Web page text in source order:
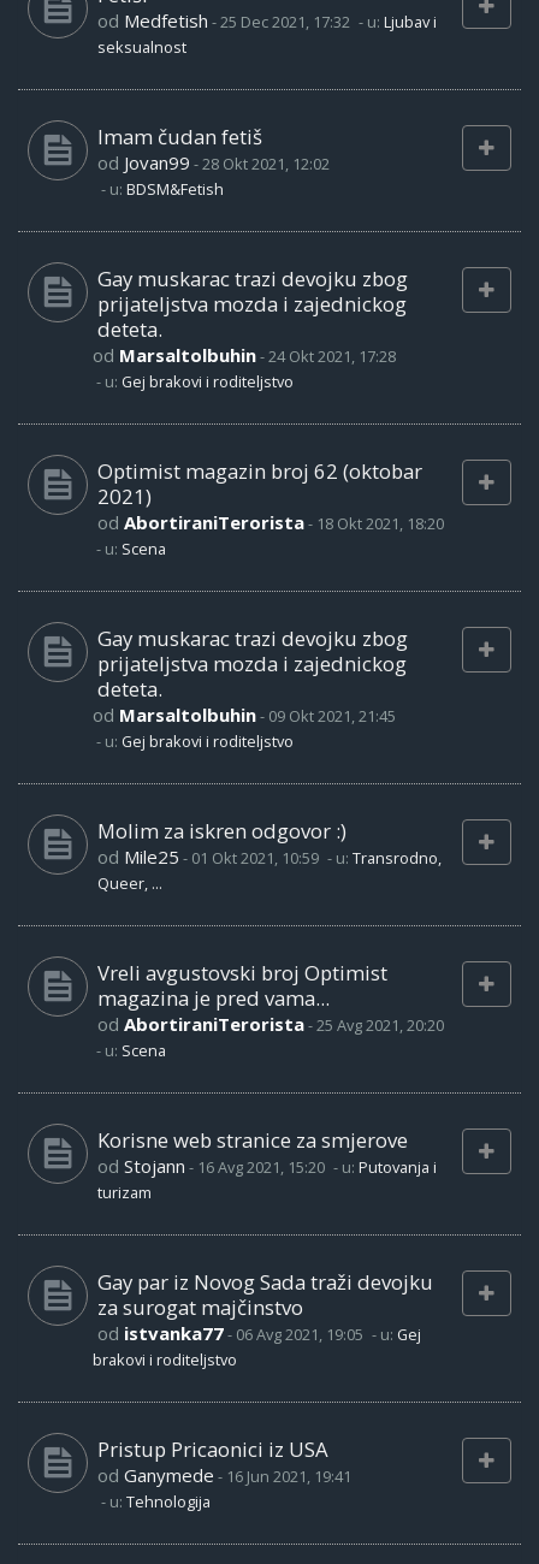
od Medfetish -25 Dec 2021, 17:32 - u: Ljubav i
seksualnost
Imam čudan fetiš
od Jovan99 -28 Okt 2021, 12:02
- u: BDSM&Fetish
Gay muskarac trazi devojku zbog
prijateljstva mozda i zajednickog
deteta.
od Marsaltolbuhin-24 Okt 2021, 17:28
- u: Gej brakovi i roditeljstvo
Optimist magazin broj 62 (oktobar
2021)
od AbortiraniTerorista- 18 Okt 2021, 18:20
- u: Scena
Gay muskarac trazi devojku zbog
prijateljstva mozda i zajednickog
deteta.
od Marsaltolbuhin- 09 Okt 2021, 21:45
- u: Gej brakovi i roditeljstvo
Molim za iskren odgovor :)
od Mile25 - 01 Okt 2021, 10:59 - u: Transrodno,
Queer, ...
Vreli avgustovski broj Optimist
magazina je pred vama...
od AbortiraniTerorista-25 Avg 2021, 20:20
- u: Scena
Korisne web stranice za smjerove
od Stojann - 16 Avg 2021, 15:20 - u: Putovanja i
turizam
Gay par iz Novog Sada traži devojku
za surogat majčinstvo
od istvanka77- 06 Avg 2021, 19:05 - u: Gej
brakovi i roditeljstvo
Pristup Pricaonici iz USA
od Ganymede - 16 Jun 2021, 19:41
- u: Tehnologija